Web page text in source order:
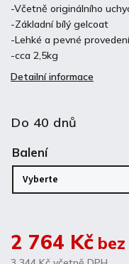
-Včetně originálního
-Základní bílý gelcoat
-Lehké a pevné provedení
-cca 2,5kg
Detailní informace
Do 40 dnů
2 764 Kč
Balení